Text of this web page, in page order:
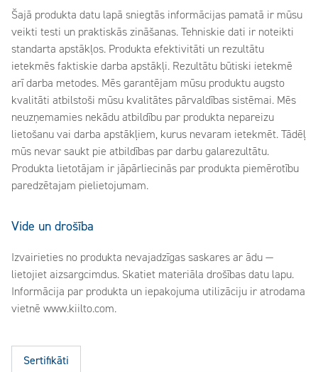
Šajā produkta datu lapā sniegtās informācijas pamatā ir mūsu
veikti testi un praktiskās zināšanas. Tehniskie dati ir noteikti
standarta apstākļos. Produkta efektivitāti un rezultātu
ietekmēs faktiskie darba apstākļi. Rezultātu būtiski ietekmē
arī darba metodes. Mēs garantējam mūsu produktu augsto
kvalitāti atbilstoši mūsu kvalitātes pārvaldības sistēmai. Mēs
neuzņemamies nekādu atbildību par produkta nepareizu
lietošanu vai darba apstākļiem, kurus nevaram ietekmēt. Tādēļ
mūs nevar saukt pie atbildības par darbu galarezultātu.
Produkta lietotājam ir jāpārliecinās par produkta piemērotību
paredzētajam pielietojumam.
Vide un drošība
Izvairieties no produkta nevajadzīgas saskares ar ādu —
lietojiet aizsargcimdus. Skatiet materiāla drošības datu lapu.
Informācija par produkta un iepakojuma utilizāciju ir atrodama
vietnē www.kiilto.com.
Sertifikāti